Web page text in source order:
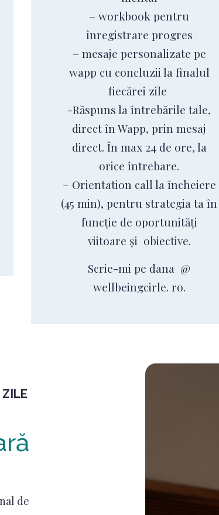
– workbook pentru
înregistrare progres
– mesaje personalizate pe
wapp cu concluzii la finalul
fiecărei zile
-Răspuns la întrebările tale,
direct în Wapp, prin mesaj
direct. În max 24 de ore, la
orice întrebare.
– Orientation call la încheiere
(45 min), pentru strategia ta în
funcție de oportunități
viitoare și obiective.
Scrie-mi pe dana @
wellbeingcirle. ro.
ZILE
de